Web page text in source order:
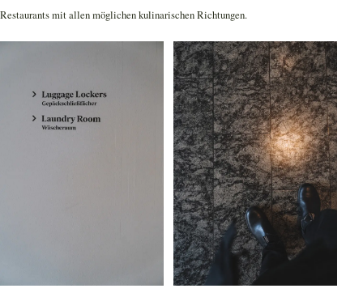
Restaurants mit allen möglichen kulinarischen Richtungen.